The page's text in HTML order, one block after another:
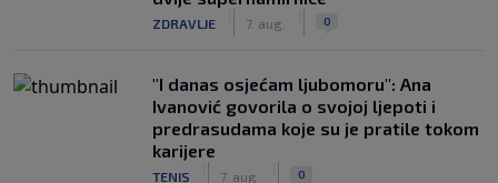
ZDRAVLJE 7. aug. 0
"I danas osjećam ljubomoru": Ana
Ivanović govorila o svojoj ljepoti i
predrasudama koje su je pratile tokom
karijere
TENIS 7. aug. 0